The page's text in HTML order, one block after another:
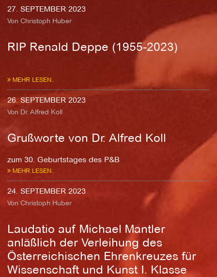
27. SEPTEMBER 2023
Von Christoph Huber
RIP Renald Deppe (1955-2023)
MEHR LESEN..
26. SEPTEMBER 2023
Von Dr. Alfred Koll
Grußworte von Dr. Alfred Koll
zum 30. Geburtstages des P&B
MEHR LESEN..
24. SEPTEMBER 2023
Von Christoph Huber
Laudatio auf Michael Mantler
anläßlich der Verleihung des
Österreichischen Ehrenkreuzes für
Wissenschaft und Kunst I. Klasse